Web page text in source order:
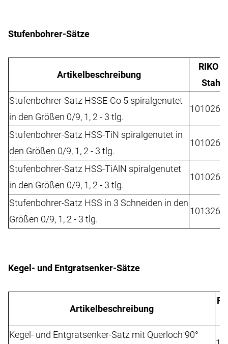
Stufenbohrer-Sätze
Artikelbeschreibung
RIKO
Stufenbohrer-Satz HSSE-Co 5 spiralgenutet
in den Größen 0/9, 1, 2 - 3 tlg.
101026E
Stufenbohrer-Satz HSS-TiN spiralgenutet in
den Größen 0/9, 1, 2 - 3 tlg.
101026T
Stufenbohrer-Satz HSS-TiAlN spiralgenutet
in den Größen 0/9, 1, 2 - 3 tlg.
Stufenbohrer-Satz HSS in 3 Schneiden in den
Größen 0/9, 1, 2 - 3 tlg.
101326F
Kegel- und Entgratsenker-Sätze
Artikelbeschreibung
Kegel- und Entgratsenker-Satz mit Querloch 90°